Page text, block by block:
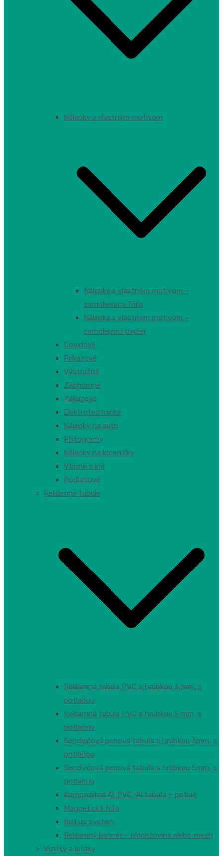
Nálepky s vlastným motívom
Nálepka s vlastným motívom –
samolepiaca fólia
Nálepka s vlastným motívom –
samolepiaci papier
Covidové
Príkazové
Výstražné
Záchranné
Zákazové
Elektrotechnické
Nálepky na auto
Piktogramy
Nálepky na koreničky
Vtipné a iné
Podlahové
Reklamné tabule
Reklamná tabula PVC s hrúbkou 3 mm, s
potlačou
Reklamná tabula PVC s hrúbkou 5 mm, s
potlačou
Sendvičová penová tabuľa s hrúbkou 3mm, s
potlačou
Sendvičová penová tabuľa s hrúbkou 5mm, s
potlačou
Kompozitná Al-PVC-Al tabuľa + potlač
Magnetická fólia
Roll up systém
Reklamný banner – plachtovina alebo mesh
Vizitky a letáky